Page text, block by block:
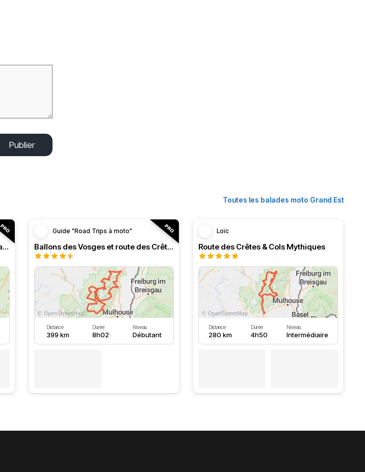
Publier
Toutes les balades moto Grand Est
Roadbook franco-belge, rencontre avec les Ardennes
Guide "Road Trips à moto"
Ballons des Vosges et route des Crêtes
Distance
399 km
Durée
8h02
Niveau
Débutant
Loïc
Route des Crêtes & Cols Mythiques
Distance
280 km
Durée
4h50
Niveau
Intermédiaire